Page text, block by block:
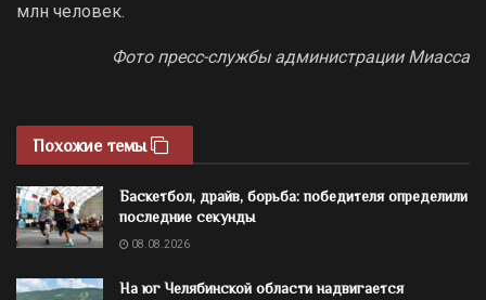
млн человек.
Фото пресс-службы администрации Миасса
Похожие темы
Баскетбол, драйв, борьба: победителя определили
последние секунды
08.08.2026
На юг Челябинской области надвигается